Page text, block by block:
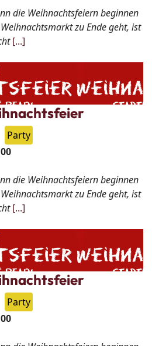
die Weihnachtsfeiern beginnen
zu Ende geht, ist
[...]
Party
die Weihnachtsfeiern beginnen
zu Ende geht, ist
[...]
Party